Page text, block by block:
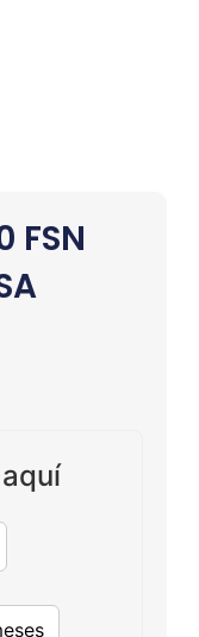
FSN